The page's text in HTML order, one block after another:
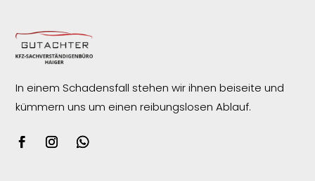
In einem Schadensfall stehen wir ihnen beiseite und
kümmern uns um einen reibungslosenAblauf.